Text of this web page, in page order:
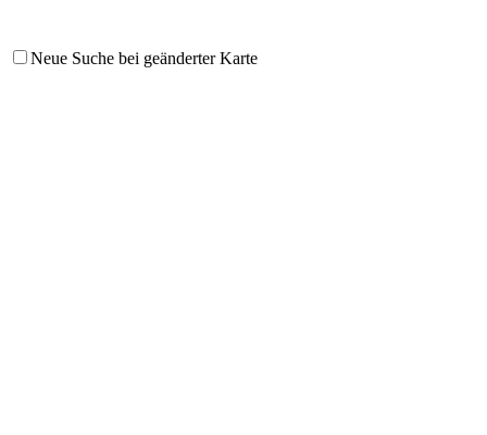
Neue Suche bei geänderter Karte